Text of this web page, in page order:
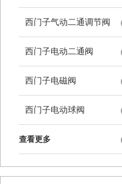
西门子气动二通调节阀
西门子电动二通阀
西门子电磁阀
西门子电动球阀
查看更多